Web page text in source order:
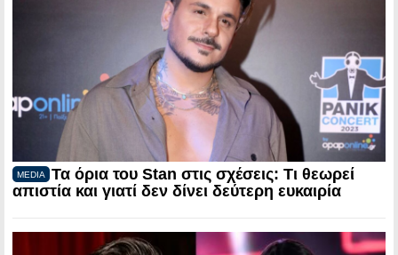
MEDIA
Τα όρια του Stan στις σχέσεις: Τι θεωρεί
απιστία και γιατί δεν δίνει δεύτερη ευκαιρία